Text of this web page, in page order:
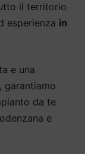
il territorio
esperienza in
e una
garantiamo
da te
e